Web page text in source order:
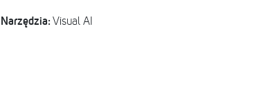
Narzędzia: Visual AI